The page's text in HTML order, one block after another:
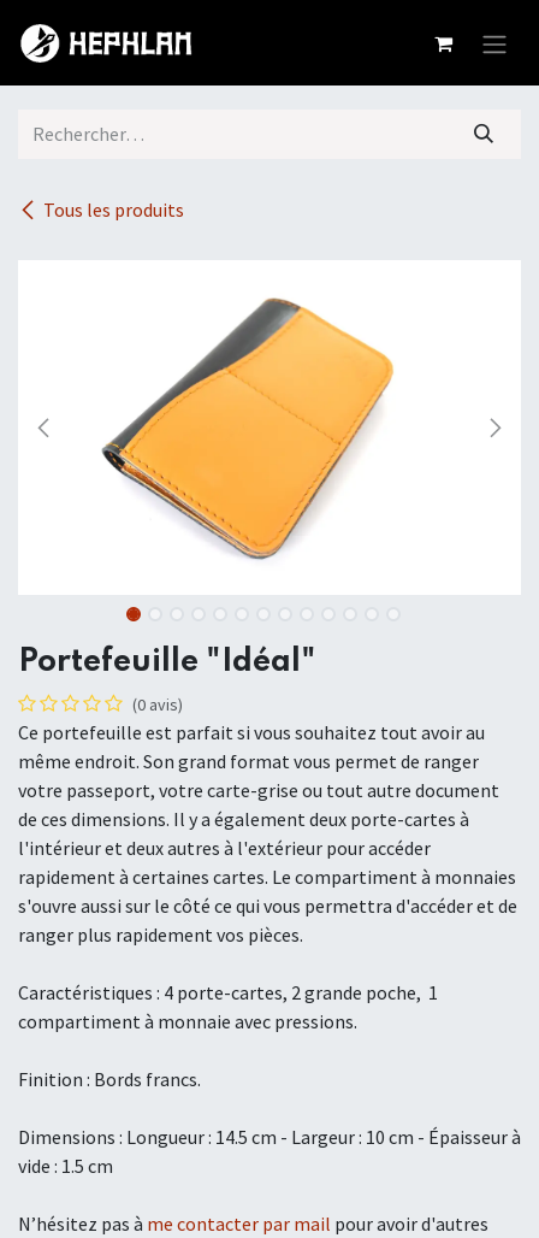
Tous les produits
Portefeuille "Idéal"
(0 avis)
Ce portefeuille est parfait si vous souhaitez tout avoir au
même endroit. Son grand format vous permet de ranger
votre passeport, votre carte-grise ou tout autre document
de ces dimensions. Il y a également deux porte-cartes à
l'intérieur et deux autres à l'extérieur pour accéder
rapidement à certaines cartes. Le compartiment à monnaies
s'ouvre aussi sur le côté ce qui vous permettra d'accéder et de
ranger plus rapidement vos pièces.
Caractéristiques : 4 porte-cartes, 2 grande poche, 1
compartiment à monnaie avec pressions.
Finition : Bords francs.
Dimensions : Longueur : 14.5 cm - Largeur : 10 cm - Épaisseur à
vide : 1.5 cm
N’hésitez pas à me contacter par mail pour avoir d'autres